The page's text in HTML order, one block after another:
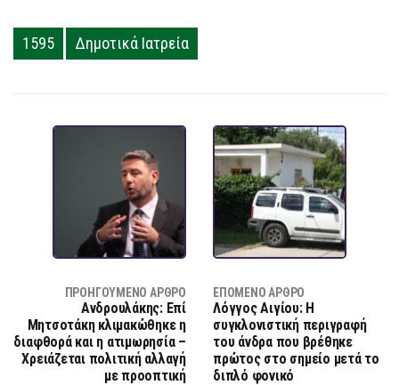
1595 Δημοτικά Ιατρεία
ΠΡΟΗΓΟΎΜΕΝΟ ΆΡΘΡΟ
Ανδρουλάκης: Επί
Μητσοτάκη κλιμακώθηκε η
διαφθορά και η ατιμωρησία –
Χρειάζεται πολιτική αλλαγή
με προοπτική
ΕΠΌΜΕΝΟ ΆΡΘΡΟ
Λόγγος Αιγίου: Η
συγκλονιστική περιγραφή
του άνδρα που βρέθηκε
πρώτος στο σημείο μετά το
διπλό φονικό